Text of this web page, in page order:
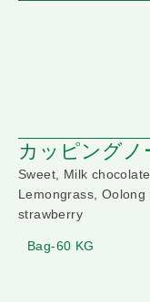
カッピングノ
Sweet, Milk
Lemongrass,
strawberry
Bag-60 KG